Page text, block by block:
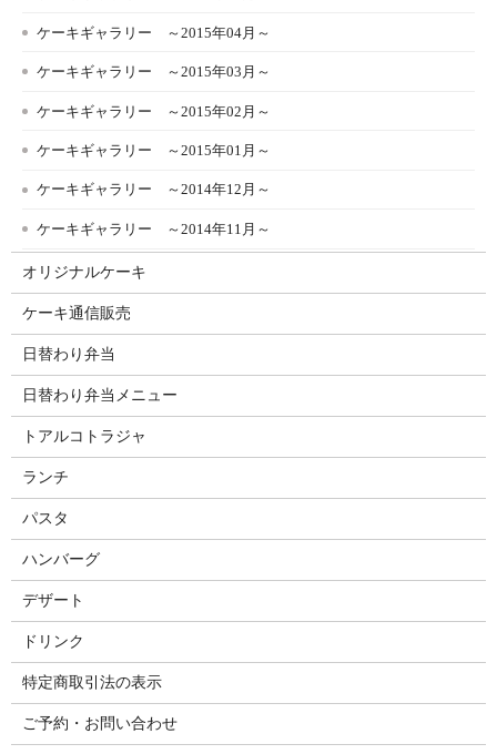
ケーキギャラリー ～2015年04月～
ケーキギャラリー ～2015年03月～
ケーキギャラリー ～2015年02月～
ケーキギャラリー ～2015年01月～
ケーキギャラリー ～2014年12月～
ケーキギャラリー ～2014年11月～
オリジナルケーキ
ケーキ通信販売
日替わり弁当
日替わり弁当メニュー
トアルコトラジャ
ランチ
パスタ
ハンバーグ
デザート
ドリンク
特定商取引法の表示
ご予約・お問い合わせ